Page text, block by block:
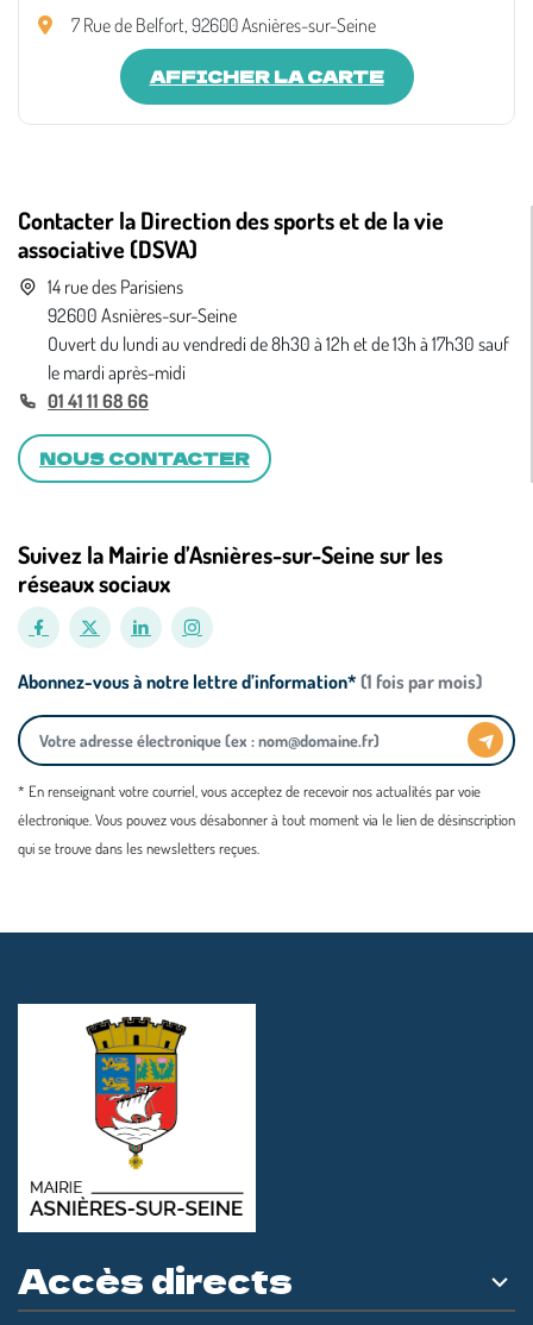
7 Rue de Belfort, 92600 Asnières-sur-Seine
AFFICHER LA CARTE
Contacter la Direction des sports et de la vie
associative (DSVA)
14 rue des Parisiens
92600 Asnières-sur-Seine
Ouvert du lundi au vendredi de 8h30 à 12h et de 13h à 17h30 sauf
le mardi après-midi
01 41 11 68 66
NOUS CONTACTER
Suivez la Mairie d’Asnières-sur-Seine sur les
réseaux sociaux
Abonnez-vous à notre lettre d’information* (1 fois par mois)
* En renseignant votre courriel, vous acceptez de recevoir nos actualités par voie
électronique. Vous pouvez vous désabonner à tout moment via le lien de désinscription
qui se trouve dans les newsletters reçues.
Accès directs